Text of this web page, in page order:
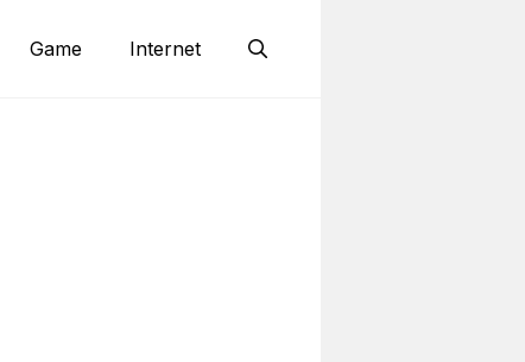
Game Internet